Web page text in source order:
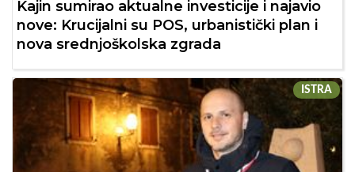
Kajin sumirao aktualne investicije i najavio
nove: Krucijalni su POS, urbanistički plan i
nova srednjoškolska zgrada
ISTRA